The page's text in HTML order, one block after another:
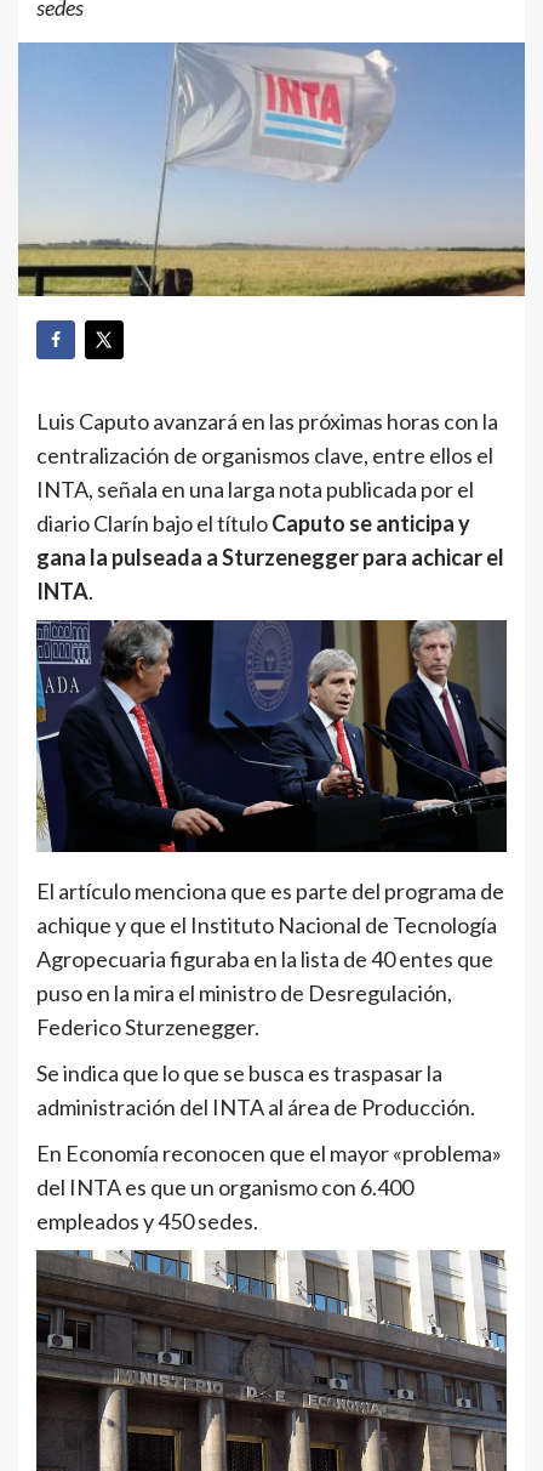
sedes
Luis Caputo avanzará en las próximas horas con la
centralización de organismos clave, entre ellos el
INTA, señala en una larga nota publicada por el
diario Clarín bajo el títuloCaputo se anticipa y
gana la pulseada a Sturzenegger para achicar el
INTA.
El artículo menciona que es parte del programa de
achique y que el Instituto Nacional de Tecnología
Agropecuaria figuraba en la lista de 40 entes que
puso en la mira el ministro de Desregulación,
Federico Sturzenegger.
Se indica que lo que se busca es traspasar la
administración del INTA al área de Producción.
En Economía reconocen que el mayor «problema»
del INTA es que un organismo con 6.400
empleados y 450 sedes.